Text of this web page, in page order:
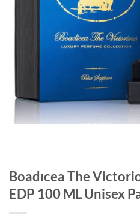
Boadıcea The
EDP 100 ML Unisex